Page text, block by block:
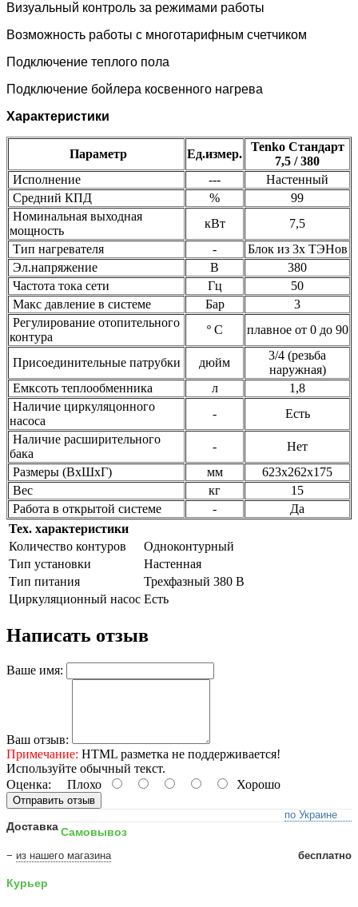
Визуальный контроль за режимами работы
Возможность работы с многотарифным счетчиком
Подключение теплого пола
Подключение бойлера косвенного нагрева
Характеристики
Параметр Ед.измер.
Tenko Стандарт
7,5 / 380
Исполнение
---
Настенный
Средний КПД
%
99
Номинальная выходная
мощность
кВт
7,5
Тип нагревателя
-
Блок из 3х ТЭНов
Эл.напряжение
В
380
Частота тока сети
Гц
50
Макс давление в системе
Бар
3
Регулирование отопительного
контура
º С плавное от 0 до 90
Присоединительные патрубки дюйм
3/4 (резьба
наружная)
Емксоть теплообменника
л
1,8
Наличие циркуляцонного
насоса
-
Есть
Наличие расширительного
бака
-
Нет
Размеры (ВхШхГ)
мм
623х262х175
Вес
кг
15
Работа в открытой системе
-
Да
Тех. характеристики
Количество контуров
Одноконтурный
Тип установки
Настенная
Тип питания
Трехфазный 380 В
Циркуляционный насос Есть
Написать отзыв
Ваше имя:
Ваш отзыв:
Примечание: HTML разметка не поддерживается!
Используйте обычный текст.
Оценка: Плохо Хорошо
Отправить отзыв
Доставка
по Украине
Самовывоз
− из нашего магазина бесплатно
Курьер